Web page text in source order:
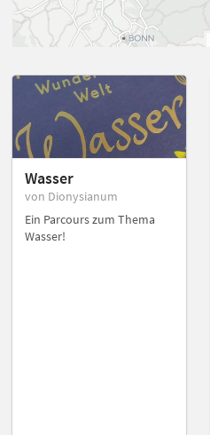
Wasser
von Dionysianum
Ein Parcours zum Thema
Wasser!